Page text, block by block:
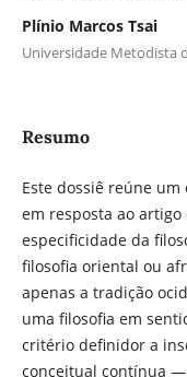
Plínio Marcos Tsai
Universidade Metodista
Resumo
Este dossiê reúne
em resposta ao
especificidade da
filosofia oriental ou
apenas a tradição
uma filosofia em
critério definidor a
conceitual contínua